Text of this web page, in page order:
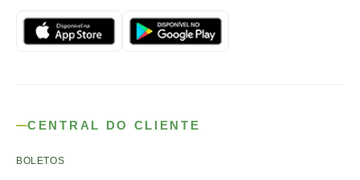
CENTRAL DO CLIENTE
BOLETOS